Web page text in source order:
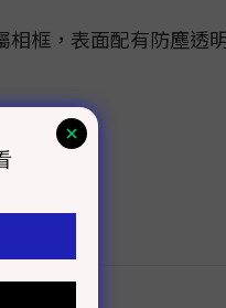
框，表面配有防塵透